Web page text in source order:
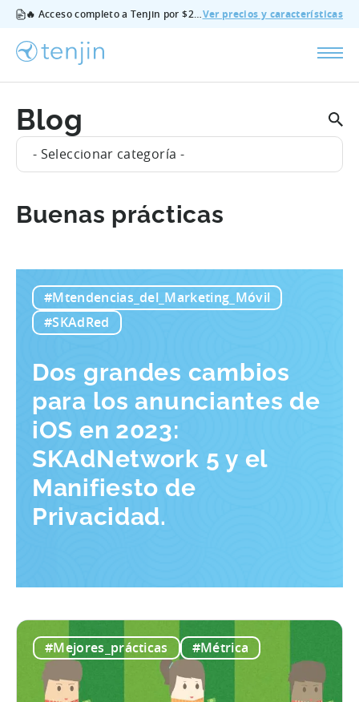
🔥 Acceso completo a Tenjin por $200/mes - todas las funciones, sin complementos, cancela cuando quieras.Ver precios y características
Blog
- Seleccionar categoría -
Buenas prácticas
#Mtendencias_del_Marketing_Móvil
#SKAdRed
Dos grandes cambios
para los anunciantes de
iOS en 2023:
SKAdNetwork 5 y el
Manifiesto de
Privacidad.
#Mejores_prácticas #Métrica